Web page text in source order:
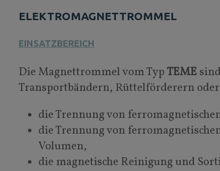
ELEKTROMAGNETTROMMEL
EINSATZBEREICH
Die Magnettrommel vom TypTEME
Transportbändern, Rüttelförderern
die Trennung von
die Trennung von
Volumen,
die magnetische Reinigung und